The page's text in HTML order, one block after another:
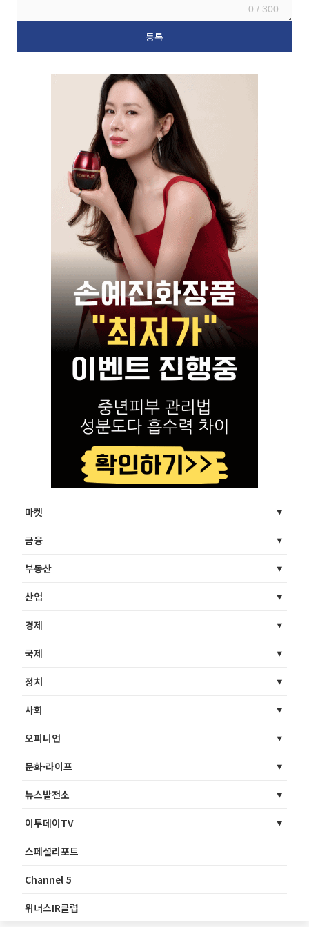
0 / 300
마켓
금융
부동산
산업
경제
국제
정치
사회
오피니언
문화·라이프
뉴스발전소
이투데이TV
스페셜리포트
Channel 5
위너스IR클럽